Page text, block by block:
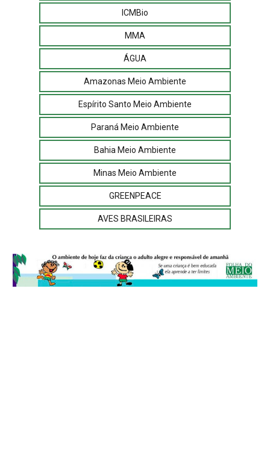
ICMBio
MMA
ÁGUA
Amazonas Meio Ambiente
Espírito Santo Meio Ambiente
Paraná Meio Ambiente
Bahia Meio Ambiente
Minas Meio Ambiente
GREENPEACE
AVES BRASILEIRAS